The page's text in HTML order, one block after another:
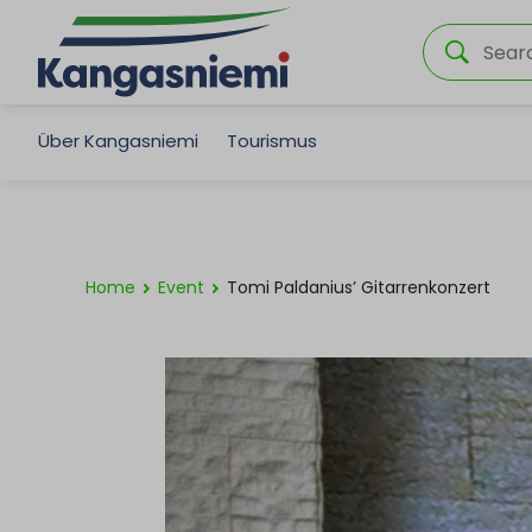
Über Kangasniemi Tourismus
Home Event Tomi Paldanius’ Gitarrenkonzert